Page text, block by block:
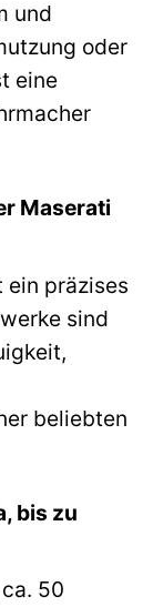
und
oder
eine
Maserati
ein präzises
sind
beliebten
bis zu
50